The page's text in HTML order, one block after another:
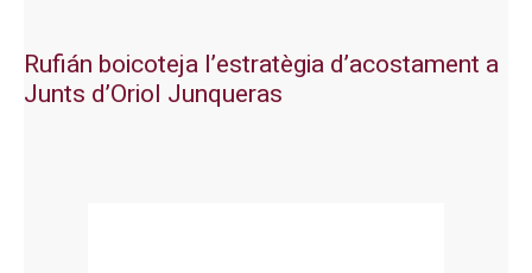
Rufián boicoteja l’estratègia d’acostament a
Junts d’Oriol Junqueras